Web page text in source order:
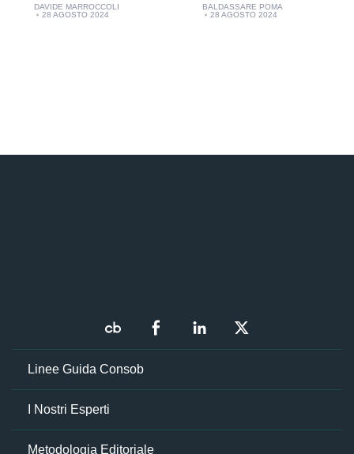
DAVIDE MARROCCOLI
28 AGOSTO 2024
BALDASSARE POMA
28 AGOSTO 2024
Linee Guida Consob
I Nostri Esperti
Metodologia Editoriale